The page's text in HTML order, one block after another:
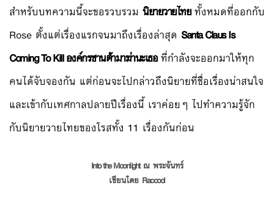
สำหรับบทความนี้จะขอรวบรวม นิยายวายไทยทั้งหมดที่ออกกับ
Rose ตั้งแต่เรื่องแรกจนมาถึงเรื่องล่าสุด Santa Claus Is
Coming To Kill องค์กรซานต้ามาฆ่านะเธอที่กำลังจะออกมาให้ทุก
คนได้จับจองกัน แต่ก่อนจะไปกล่าวถึงนิยายที่ชื่อเรื่องน่าสนใจ
และเข้ากับเทศกาลปลายปีเรื่องนี้ เราค่อยๆ ไปทำความรู้จัก
กับนิยายวายไทยของโรสทั้ง 11 เรื่องกันก่อน
Into the Moonlightณ พระจันทร์
เขียนโดย Raccool